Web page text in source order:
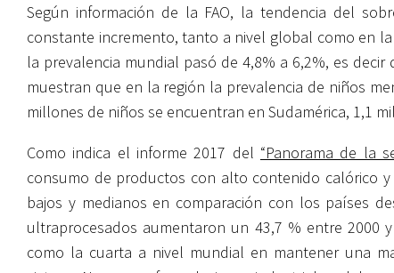
Según información de la FAO, la tendencia del
constante incremento, tanto a nivel global como en
la prevalencia mundial pasó de 4,8% a 6,2%, es
muestran que en la región la prevalencia de niños
millones de niños se encuentran en Sudamérica, 1,1
Como indica el informe 2017 del “Panorama de la
consumo de productos con alto contenido calórico
bajos y medianos en comparación con los países
ultraprocesados aumentaron un 43,7 % entre 2000
como la cuarta a nivel mundial en mantener una